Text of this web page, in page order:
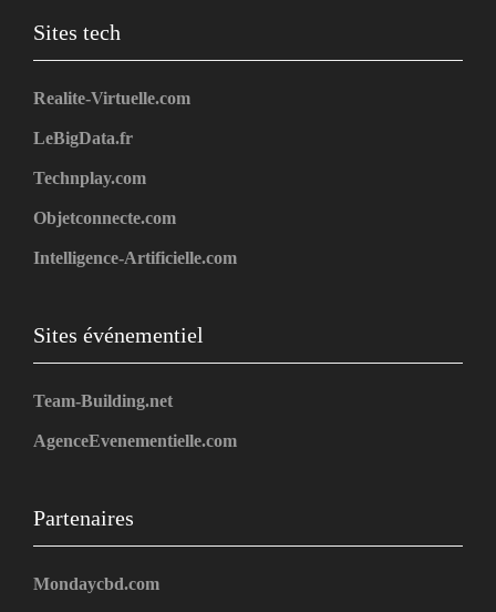
Sites tech
Realite-Virtuelle.com
LeBigData.fr
Technplay.com
Objetconnecte.com
Intelligence-Artificielle.com
Sites événementiel
Team-Building.net
AgenceEvenementielle.com
Partenaires
Mondaycbd.com